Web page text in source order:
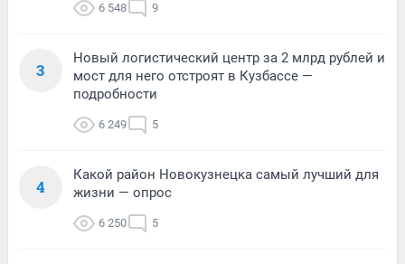
6 548 9
3
Новый логистический центр за 2 млрд рублей и
мост для него отстроят в Кузбассе —
подробности
6 249 5
4
Какой район Новокузнецка самый лучший для
жизни — опрос
6 250 5